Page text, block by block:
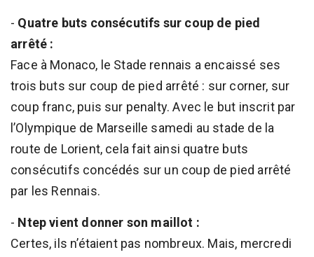
- Quatre buts consécutifs sur coup de pied
arrêté :
Face à Monaco, le Stade rennais a encaissé ses
trois buts sur coup de pied arrêté : sur corner, sur
coup franc, puis sur penalty. Avec le but inscrit par
l’Olympique de Marseille samedi au stade de la
route de Lorient, cela fait ainsi quatre buts
consécutifs concédés sur un coup de pied arrêté
par les Rennais.
- Ntep vient donner son maillot :
Certes, ils n’étaient pas nombreux. Mais, mercredi